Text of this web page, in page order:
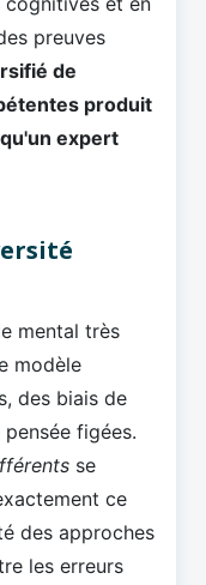
preuves
de
produit
expert
mental très
modèle
des biais de
figées.
se
ce
des approches
les erreurs